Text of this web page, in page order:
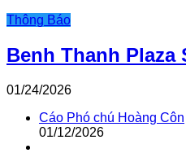
Thông Báo
Benh Thanh Plaza
01/24/2026
Cáo Phó chú Hoàng Côn
01/12/2026